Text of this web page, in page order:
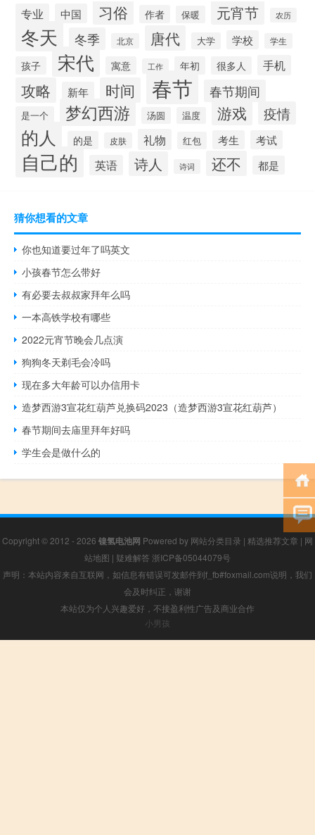
专业 中国 习俗 作者 保暖 元宵节 农历
冬天 冬季 北京 唐代 大学 学校 学生
孩子 宋代 寓意 工作 年初 很多人 手机
攻略 新年 时间 春节 春节期间
是一个 梦幻西游 汤圆 温度 游戏 疫情
的人 的是 皮肤 礼物 红包 考生 考试
自己的 英语 诗人 诗词 还不 都是
猜你想看的文章
你也知道要过年了吗英文
小孩春节怎么带好
有必要去叔叔家拜年么吗
一本高铁学校有哪些
2022元宵节晚会几点演
狗狗冬天剃毛会冷吗
现在多大年龄可以办信用卡
造梦西游3宣花红葫芦兑换码2023（造梦西游3宣花红葫芦）
春节期间去庙里拜年好吗
学生会是做什么的
Copyright © 2012 - 2026 镍氢电池网 Powered by 网站分类目录 | 精选推荐文章 | 网
站地图 | 疑难解答 浙ICP备05044079号
声明：本站内容来自互联网，如信息有错误可发邮件到f_fb#foxmail.com说明，我们
会及时纠正，谢谢
本站仅为个人兴趣爱好，不接盈利性广告及商业合作
小男孩